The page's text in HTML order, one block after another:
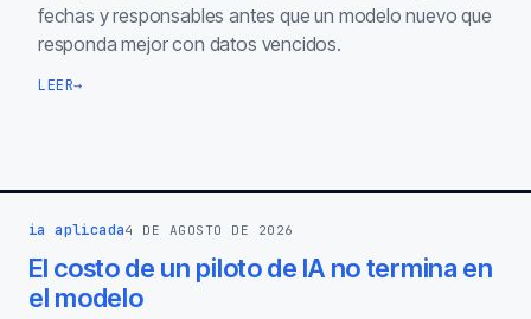
fechas y responsables antes que un modelo nuevo que
responda mejor con datos vencidos.
LEER→
ia aplicada4 DE AGOSTO DE 2026
El costo de un piloto de IA no termina en
el modelo